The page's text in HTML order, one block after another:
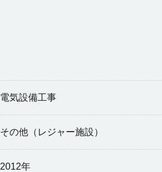
電気設備工事
その他（レジャー施設）
2012年